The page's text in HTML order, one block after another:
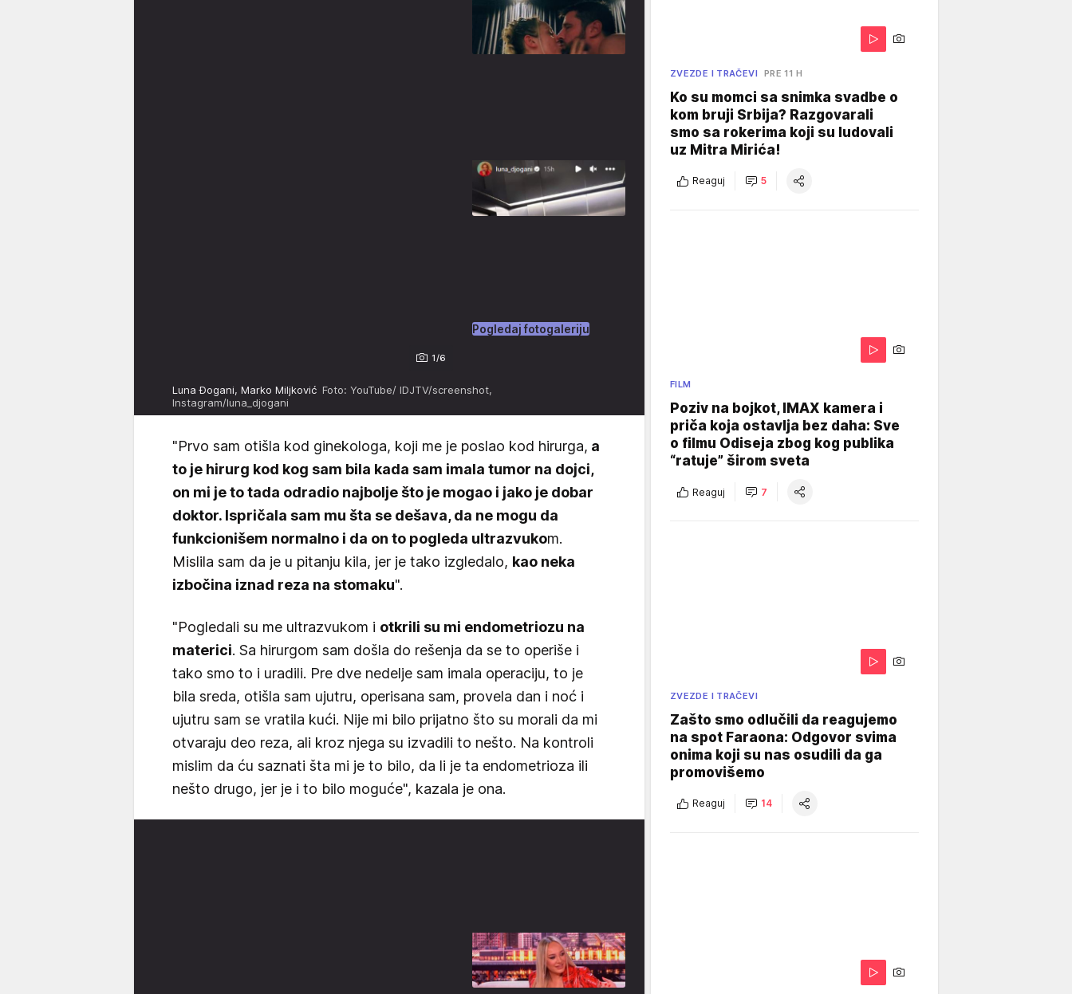
1/6
Pogledaj fotogaleriju
Luna Đogani, Marko Miljković Foto: YouTube/ IDJTV/screenshot,
Instagram/luna_djogani
"Prvo sam otišla kod ginekologa, koji me je poslao kod hirurga, a
to je hirurg kod kog sam bila kada sam imala tumor na dojci,
on mi je to tada odradio najbolje što je mogao i jako je dobar
doktor. Ispričala sam mu šta se dešava, da ne mogu da
funkcionišem normalno i da on to pogleda ultrazvukom.
Mislila sam da je u pitanju kila, jer je tako izgledalo, kao neka
izbočina iznad reza na stomaku".
"Pogledali su me ultrazvukom i otkrili su mi endometriozu na
materici. Sa hirurgom sam došla do rešenja da se to operiše i
tako smo to i uradili. Pre dve nedelje sam imala operaciju, to je
bila sreda, otišla sam ujutru, operisana sam, provela dan i noć i
ujutru sam se vratila kući. Nije mi bilo prijatno što su morali da mi
otvaraju deo reza, ali kroz njega su izvadili to nešto. Na kontroli
mislim da ću saznati šta mi je to bilo, da li je ta endometrioza ili
nešto drugo, jer je i to bilo moguće", kazala je ona.
ZVEZDE I TRAČEVI PRE 11 H
Ko su momci sa snimka svadbe o
kom bruji Srbija? Razgovarali
smo sa rokerima koji su ludovali
uz Mitra Mirića!
Reaguj 5
FILM
Poziv na bojkot, IMAX kamera i
priča koja ostavlja bez daha: Sve
o filmu Odiseja zbog kog publika
“ratuje” širom sveta
Reaguj 7
ZVEZDE I TRAČEVI
Zašto smo odlučili da reagujemo
na spot Faraona: Odgovor svima
onima koji su nas osudili da ga
promovišemo
Reaguj 14